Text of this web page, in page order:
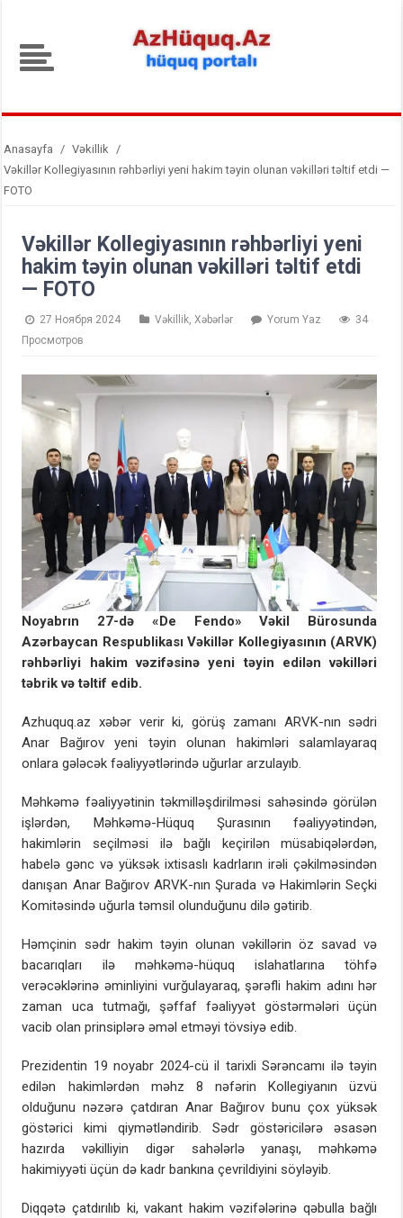
Anasayfa / Vəkillik
/
Vəkillər Kollegiyasının rəhbərliyi yeni hakim təyin olunan vəkilləri təltif etdi —
FOTO
Vəkillər Kollegiyasının rəhbərliyi yeni
hakim təyin olunan vəkilləri təltif etdi
— FOTO
27 Ноября 2024 Vəkillik ,Xəbərlər Yorum Yaz
34
Просмотров
Noyabrın 27-də «De Fendo» Vəkil Bürosunda
Azərbaycan Respublikası Vəkillər Kollegiyasının (ARVK)
rəhbərliyi hakim vəzifəsinə yeni təyin edilən vəkilləri
təbrik və təltif edib.
Azhuquq.az xəbər verir ki, görüş zamanı ARVK-nın sədri
Anar Bağırov yeni təyin olunan hakimləri salamlayaraq
onlara gələcək fəaliyyətlərində uğurlar arzulayıb.
Məhkəmə fəaliyyətinin təkmilləşdirilməsi sahəsində görülən
işlərdən, Məhkəmə-Hüquq Şurasının fəaliyyətindən,
hakimlərin seçilməsi ilə bağlı keçirilən müsabiqələrdən,
habelə gənc və yüksək ixtisaslı kadrların irəli çəkilməsindən
danışan Anar Bağırov ARVK-nın Şurada və Hakimlərin Seçki
Komitəsində uğurla təmsil olunduğunu dilə gətirib.
Həmçinin sədr hakim təyin olunan vəkillərin öz savad və
bacarıqları ilə məhkəmə-hüquq islahatlarına töhfə
verəcəklərinə əminliyini vurğulayaraq, şərəfli hakim adını hər
zaman uca tutmağı, şəffaf fəaliyyət göstərmələri üçün
vacib olan prinsiplərə əməl etməyi tövsiyə edib.
Prezidentin 19 noyabr 2024-cü il tarixli Sərəncamı ilə təyin
edilən hakimlərdən məhz 8 nəfərin Kollegiyanın üzvü
olduğunu nəzərə çatdıran Anar Bağırov bunu çox yüksək
göstərici kimi qiymətləndirib. Sədr göstəricilərə əsasən
hazırda vəkilliyin digər sahələrlə yanaşı, məhkəmə
hakimiyyəti üçün də kadr bankına çevrildiyini söyləyib.
Diqqətə çatdırılıb ki, vakant hakim vəzifələrinə qəbulla bağlı